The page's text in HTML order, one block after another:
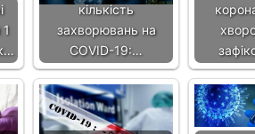
1
кількість
захворювань на
COVID-19:…